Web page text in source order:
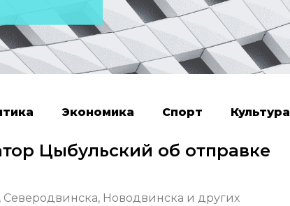
Экономика Спорт Культура
Цыбульский об отправке
Новодвинска и других